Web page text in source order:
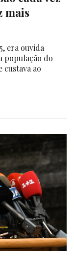
mais
era ouvida
população do
custava ao